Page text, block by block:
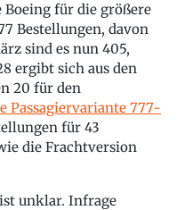
für die größere
Bestellungen, davon
sind es nun 405,
ergibt sich aus den
20 für den
Passagiervariante 777-
für 43
die Frachtversion
unklar. Infrage